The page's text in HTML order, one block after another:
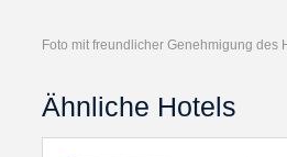
Foto mit freundlicher Genehmigung des
Ähnliche Hotels